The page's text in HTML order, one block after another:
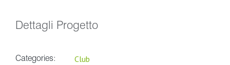
Dettagli Progetto
Categories:
Club